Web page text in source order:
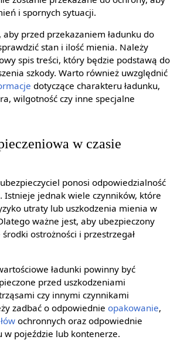
i spornych sytuacji.
przed przekazaniem ładunku do
stan i ilość mienia. Należy
spis treści, który będzie podstawą do
szkody. Warto również uwzględnić
dotyczące charakteru ładunku,
wilgotność czy inne specjalne
w czasie
ponosi odpowiedzialność
Istnieje jednak wiele czynników, które
utraty lub uszkodzenia mienia w
ważne jest, aby ubezpieczony
ostrożności i przestrzegał
ładunki powinny być
przed uszkodzeniami
czy innymi czynnikami
zadbać o odpowiednie opakowanie,
ochronnych oraz odpowiednie
w pojeździe lub kontenerze.